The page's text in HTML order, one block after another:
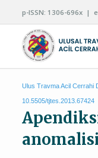
p-ISSN: 1306-696x |
Ulus Travma Acil Cerrahi
10.5505/tjtes.2013.67424